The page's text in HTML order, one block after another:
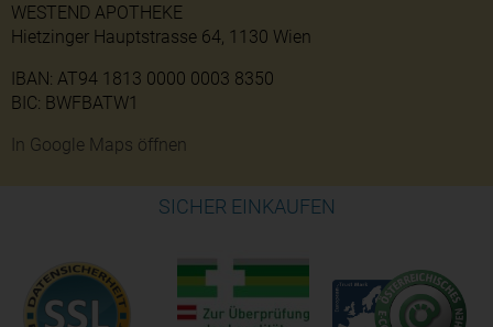
WESTEND APOTHEKE
Hietzinger Hauptstrasse 64, 1130 Wien
IBAN: AT94 1813 0000 0003 8350
BIC: BWFBATW1
In Google Maps öffnen
SICHER EINKAUFEN